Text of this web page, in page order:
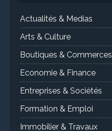
Actualités & Medias
Arts & Culture
Boutiques & Commerces
Economie & Finance
Entreprises & Sociétés
Formation & Emploi
Immobilier & Travaux